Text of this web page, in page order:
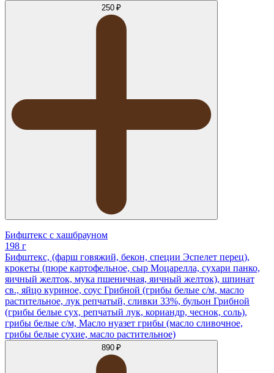
250 ₽
Бифштекс с хашбрауном
198 г
Бифштекс, (фарш говяжий, бекон, специи Эспелет перец),
крокеты (пюре картофельное, сыр Моцарелла, сухари панко,
яичный желток, мука пшеничная, яичный желток), шпинат
св., яйцо куриное, соус Грибной (грибы белые с/м, масло
растительное, лук репчатый, сливки 33%, бульон Грибной
(грибы белые сух, репчатый лук, кориандр, чеснок, соль),
грибы белые с/м, Масло нуазет грибы (масло сливочное,
грибы белые сухие, масло растительное)
890 ₽